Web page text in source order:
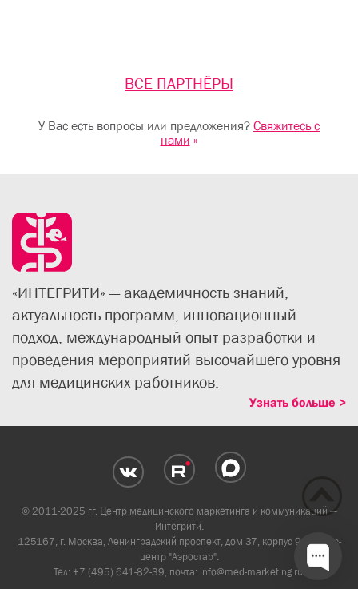
ВСЕ ПАРТНЁРЫ
У Вас есть вопросы или предложения? Свяжитесь с
нами »
«ИНТЕГРИТИ» — академичность знаний,
актуальность программ, инновационный
подход, международный опыт разработки и
проведения мероприятий высочайшего уровня
для медицинских работников.
Узнать больше >
©️ 2011-2025 гг. Центр медицинского маркетинга и коммуникаций —
Интегрити.
125167, г. Москва, Ленинградский проспект, дом 37, корпус 9, Бизнес-
центр "Аэростар".
Тел: +7 (495) 641-82-39, почта: info@med-marketing.ru